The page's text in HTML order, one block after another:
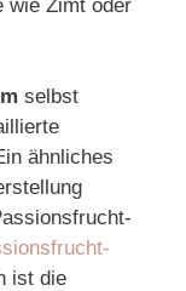
wie Zimt oder
selbst
ähnliches
ist die